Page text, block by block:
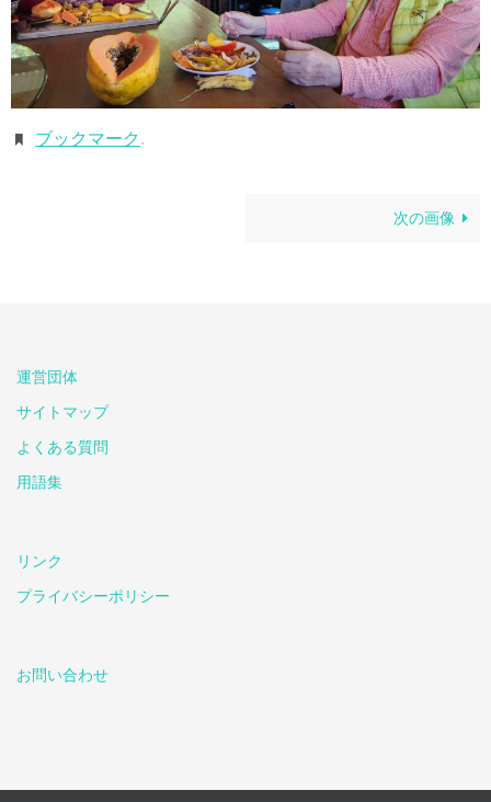
ブックマーク .
次の画像
運営団体
サイトマップ
よくある質問
用語集
リンク
プライバシーポリシー
お問い合わせ